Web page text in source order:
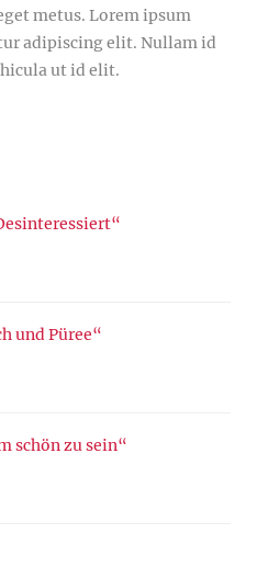
metus. Lorem ipsum
adipiscing elit. Nullam id
ut id elit.
und Püree“
schön zu sein“